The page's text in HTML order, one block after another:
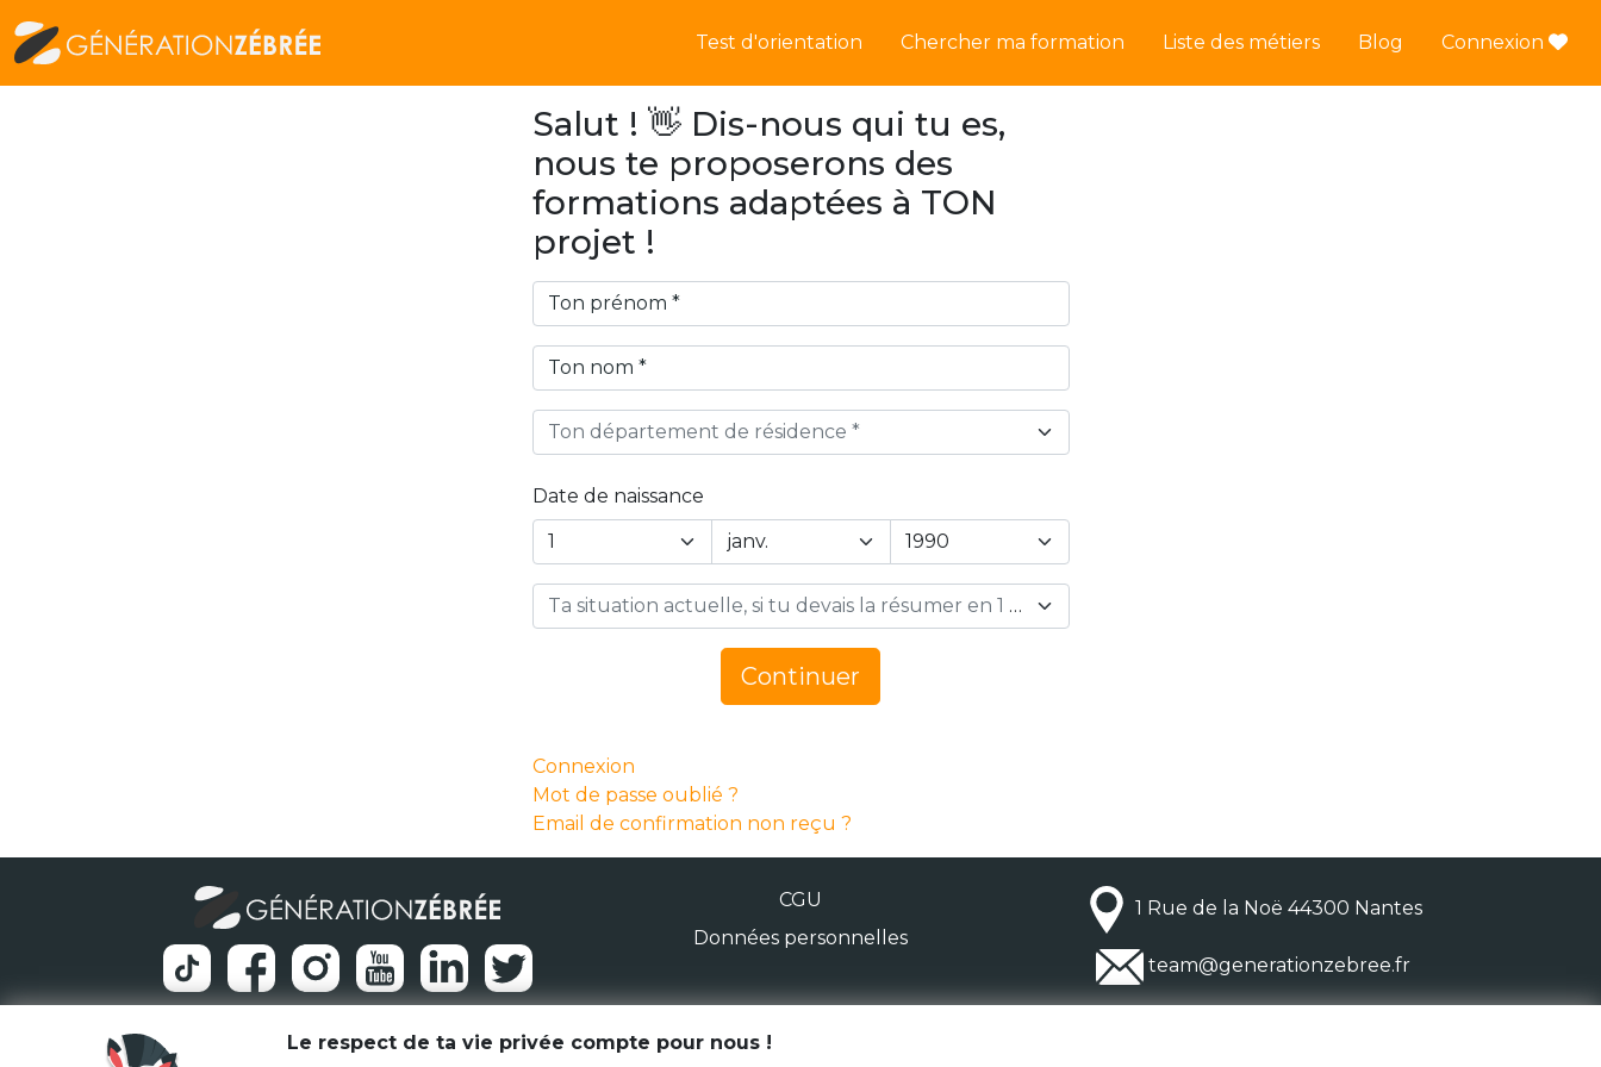
Test d'orientation Chercher ma formation Liste des métiers Blog Connexion
Salut ! 👋 Dis-nous qui tu es,
nous te proposerons des
formations adaptées à TON
projet !
Ton département de résidence *
Date de naissance
Year
Ta situation actuelle, si tu devais la résumer en 1 mot… *
Continuer
Connexion
Mot de passe oublié ?
Email de confirmation non reçu ?
CGU
Données personnelles
1 Rue de la Noë 44300 Nantes
team@generationzebree.fr
© Génération Zébrée 2026
Le respect de ta vie privée compte pour nous !